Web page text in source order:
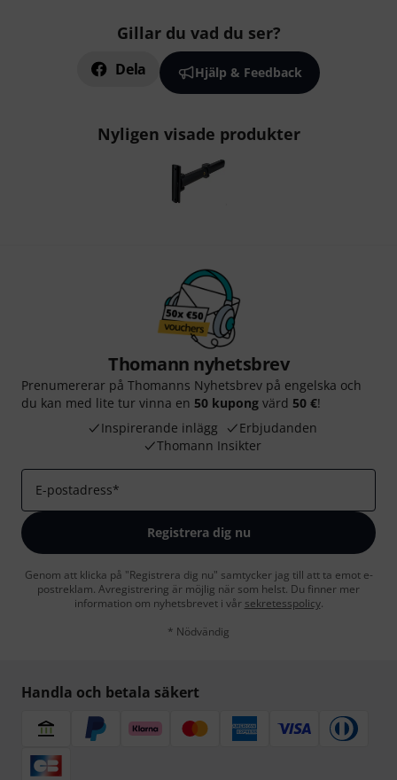
Gillar du vad du ser?
Dela Hjälp & Feedback
Nyligen visade produkter
Thomann nyhetsbrev
Prenumererar på Thomanns Nyhetsbrev på engelska och
du kan med lite tur vinna en 50 kupong värd 50 €!
Inspirerande inlägg
Erbjudanden
Thomann Insikter
E-postadress*
Registrera dig nu
Genom att klicka på "Registrera dig nu" samtycker jag till att ta emot e-
postreklam. Avregistrering är möjlig när som helst. Du finner mer
information om nyhetsbrevet i vår sekretesspolicy.
* Nödvändig
Handla och betala säkert